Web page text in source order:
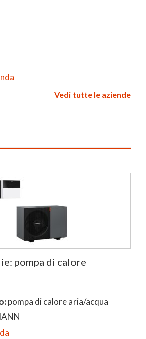
Vedi tutte le aziende
pompa di calore
pompa di calore aria/acqua